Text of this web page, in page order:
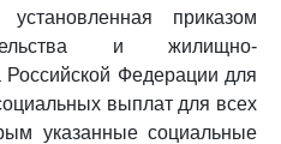
приказом
и жилищно-
Российской Федерации для
выплат для всех
указанные социальные